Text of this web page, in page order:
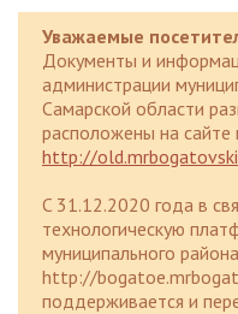
Уважаемые
Документы и
администрации
Самарской области
расположены на сайте
http://
C 31.12.2020 года в
технологическую
муниципального
http://
поддерживается и